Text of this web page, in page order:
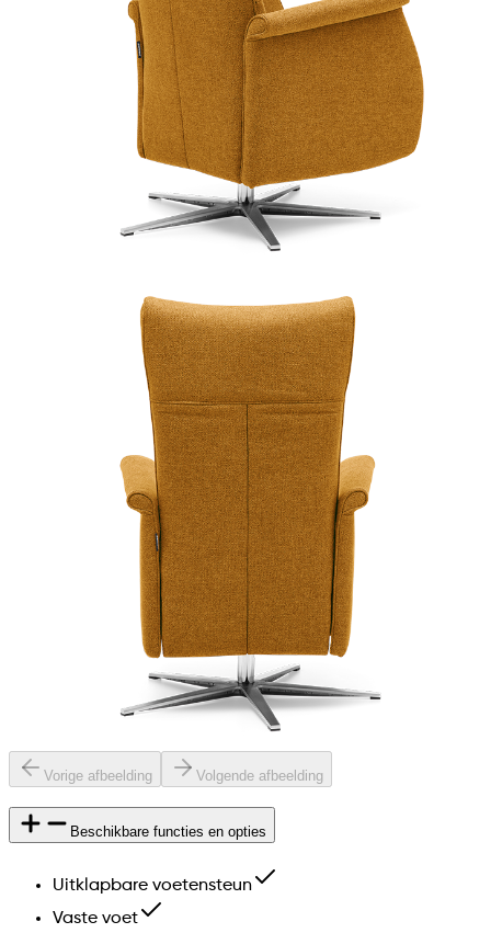
Vorige afbeelding Volgende afbeelding
Beschikbare functies en opties
Uitklapbare voetensteun
Vaste voet